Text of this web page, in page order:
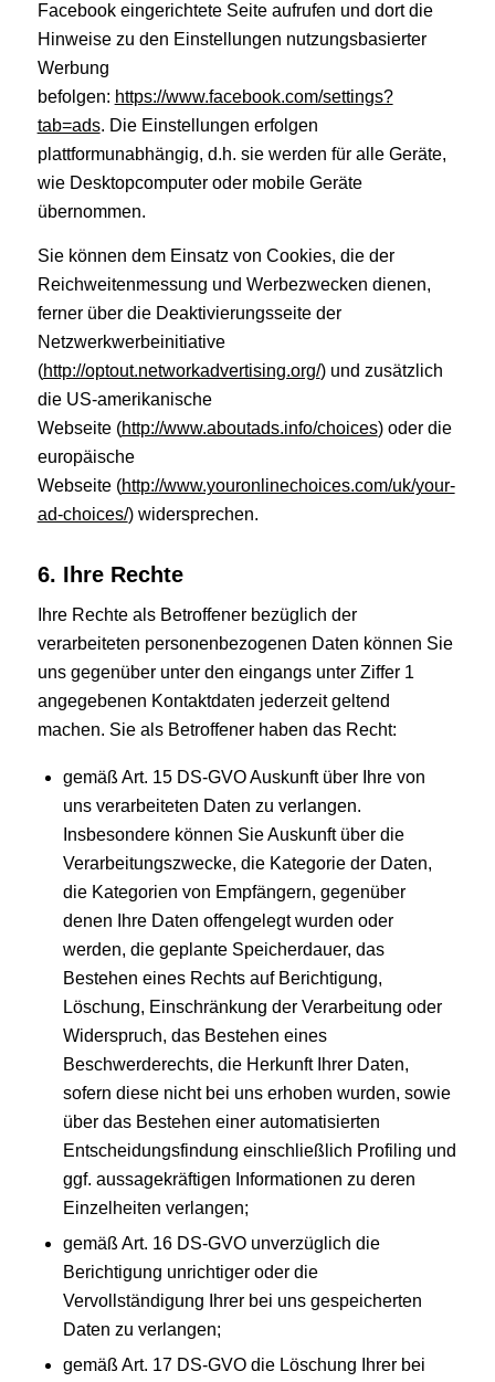
Facebook eingerichtete Seite aufrufen und dort die
Hinweise zu den Einstellungen nutzungsbasierter
Werbung
befolgen: https://www.facebook.com/settings?
tab=ads. Die Einstellungen erfolgen
plattformunabhängig, d.h. sie werden für alle Geräte,
wie Desktopcomputer oder mobile Geräte
übernommen.
Sie können dem Einsatz von Cookies, die der
Reichweitenmessung und Werbezwecken dienen,
ferner über die Deaktivierungsseite der
Netzwerkwerbeinitiative
(http://optout.networkadvertising.org/) und zusätzlich
die US-amerikanische
Webseite (http://www.aboutads.info/choices) oder die
europäische
Webseite (http://www.youronlinechoices.com/uk/your-
ad-choices/) widersprechen.
6. Ihre Rechte
Ihre Rechte als Betroffener bezüglich der
verarbeiteten personenbezogenen Daten können Sie
uns gegenüber unter den eingangs unter Ziffer 1
angegebenen Kontaktdaten jederzeit geltend
machen. Sie als Betroffener haben das Recht:
gemäß Art. 15 DS-GVO Auskunft über Ihre von
uns verarbeiteten Daten zu verlangen.
Insbesondere können Sie Auskunft über die
Verarbeitungszwecke, die Kategorie der Daten,
die Kategorien von Empfängern, gegenüber
denen Ihre Daten offengelegt wurden oder
werden, die geplante Speicherdauer, das
Bestehen eines Rechts auf Berichtigung,
Löschung, Einschränkung der Verarbeitung oder
Widerspruch, das Bestehen eines
Beschwerderechts, die Herkunft Ihrer Daten,
sofern diese nicht bei uns erhoben wurden, sowie
über das Bestehen einer automatisierten
Entscheidungsfindung einschließlich Profiling und
ggf. aussagekräftigen Informationen zu deren
Einzelheiten verlangen;
gemäß Art. 16 DS-GVO unverzüglich die
Berichtigung unrichtiger oder die
Vervollständigung Ihrer bei uns gespeicherten
Daten zu verlangen;
gemäß Art. 17 DS-GVO die Löschung Ihrer bei